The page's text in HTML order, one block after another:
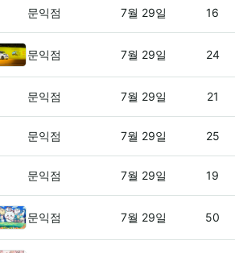
논스틱 팬 코팅, 멀쩡해 보여도 입자가 떨
문익점 7월 29일 16
BYD 일본 전용 경형 전기차 라꼬,
문익점 7월 29일 24
중국 CXMT 상장 첫날 466% 급등, 키옥
문익점 7월 29일 21
구글 검색결과 스크래핑, 법원은 DMCA
문익점 7월 29일 25
태양광 패널은 씻어야 할까? 출력 변화와
문익점 7월 29일 19
영화 치이카와, 개봉 3일 만에 흥행
문익점 7월 29일 50